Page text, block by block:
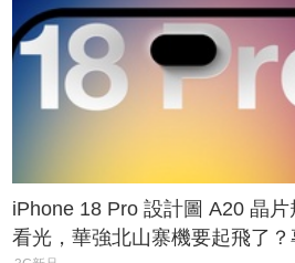
iPhone 18 Pro 設計圖 A20 晶片
看光，華強北山寨機要起飛了？